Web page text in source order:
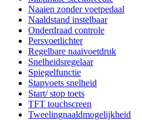
Naaien zonder voetpedaal
Naaldstand instelbaar
Onderdraad controle
Persvoetlichter
Regelbare naaivoetdruk
Snelheidsregelaar
Spiegelfunctie
Stapvoets snelheid
Start/ stop toets
TFT touchscreen
Tweelingnaaldmogelijkheid